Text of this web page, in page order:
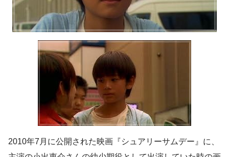
2010年7月に公開された映画『シュアリーサムデー』に、